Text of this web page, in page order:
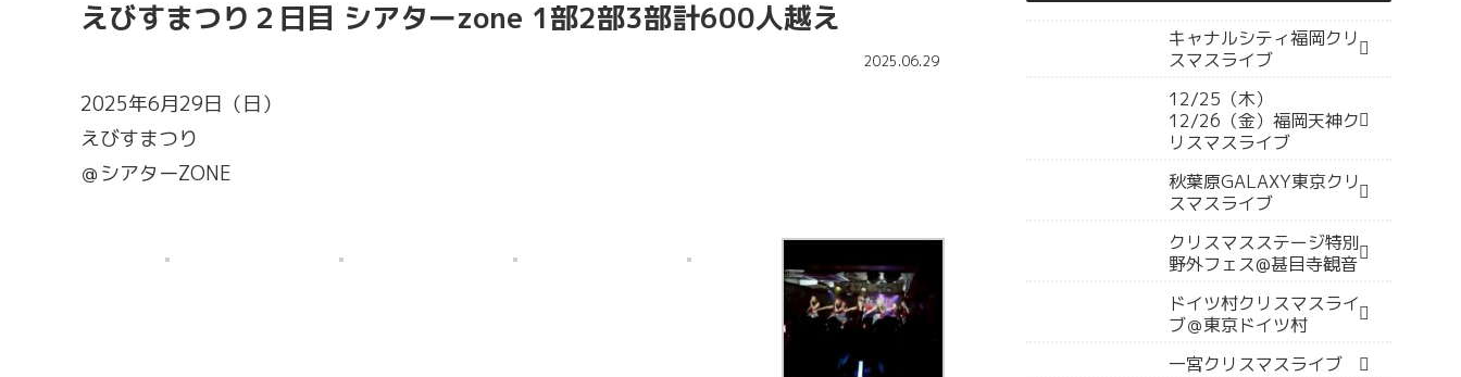
えびすまつり２日目 シアターzone 1部2部3部計600人越え
2025.06.29
2025年6月29日（日）
えびすまつり
＠シアターZONE
キャナルシティ福岡クリ
スマスライブ
12/25（木）
12/26（金）福岡天神ク
リスマスライブ
秋葉原GALAXY東京クリ
スマスライブ
クリスマスステージ特別
野外フェス@甚目寺観音
ドイツ村クリスマスライ
ブ＠東京ドイツ村
一宮クリスマスライブ